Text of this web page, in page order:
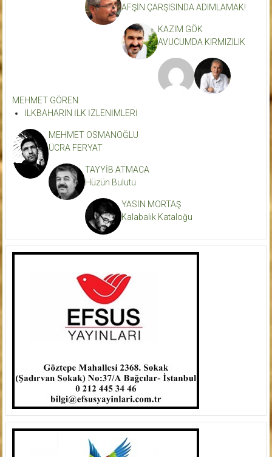
AFŞİN ÇARŞISINDA ADIMLAMAK!
KAZIM GÖK
AVUCUMDA KIRMIZILIK
MEHMET GÖREN
İLKBAHARIN İLK İZLENİMLERİ
MEHMET OSMANOĞLU
ÜCRA FERYAT
TAYYİB ATMACA
Hüzün Bulutu
YASİN MORTAŞ
Kalabalık Kataloğu